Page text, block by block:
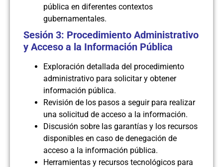
pública en diferentes contextos
gubernamentales.
Sesión 3: Procedimiento Administrativo
y Acceso a la Información Pública
Exploración detallada del procedimiento
administrativo para solicitar y obtener
información pública.
Revisión de los pasos a seguir para realizar
una solicitud de acceso a la información.
Discusión sobre las garantías y los recursos
disponibles en caso de denegación de
acceso a la información pública.
Herramientas y recursos tecnológicos para